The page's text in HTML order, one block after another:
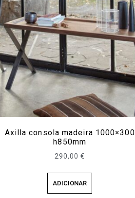
Axilla consola madeira 1000×300
h850mm
290,00€
ADICIONAR